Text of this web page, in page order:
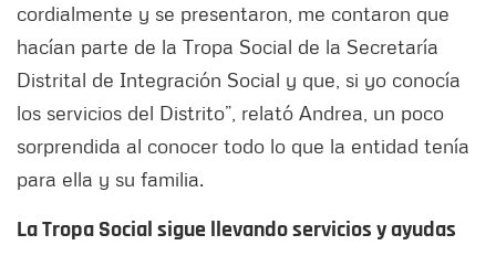
cordialmente y se presentaron, me contaron que
hacían parte de la Tropa Social de la Secretaría
Distrital de Integración Social y que, si yo conocía
los servicios del Distrito”, relató Andrea, un poco
sorprendida al conocer todo lo que la entidad tenía
para ella y su familia.
La Tropa Social sigue llevando servicios y ayudas